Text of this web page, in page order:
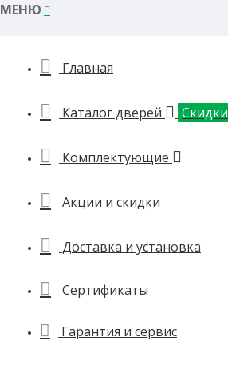
МЕНЮ
Главная
Каталог дверей Скидки
Комплектующие
Акции и скидки
Доставка и установка
Сертификаты
Гарантия и сервис